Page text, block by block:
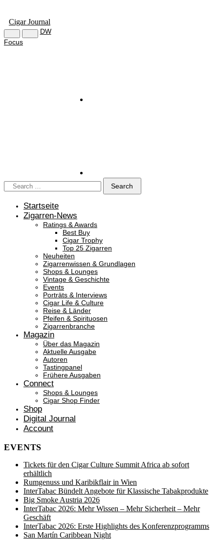
Cigar Journal
DW
Focus
Startseite
Zigarren-News
Ratings & Awards
Best Buy
Cigar Trophy
Top 25 Zigarren
Neuheiten
Zigarrenwissen & Grundlagen
Shops & Lounges
Vintage & Geschichte
Events
Porträts & Interviews
Cigar Life & Culture
Reise & Länder
Pfeifen & Spirituosen
Zigarrenbranche
Magazin
Über das Magazin
Aktuelle Ausgabe
Autoren
Tastingpanel
Frühere Ausgaben
Connect
Shops & Lounges
Cigar Shop Finder
Shop
Digital Journal
Account
EVENTS
Tickets für den Cigar Culture Summit Africa ab sofort
erhältlich
Rumgenuss und Karibikflair in Wien
InterTabac Bündelt Angebote für Klassische Tabakprodukte
Big Smoke Austria 2026
InterTabac 2026: Mehr Wissen – Mehr Sicherheit – Mehr
Geschäft
InterTabac 2026: Erste Highlights des Konferenzprogramms
San Martín Caribbean Night